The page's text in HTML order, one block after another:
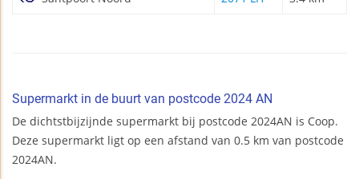
Supermarkt in de buurt van postcode 2024 AN
De dichtstbijzijnde supermarkt bij postcode 2024AN is Coop.
Deze supermarkt ligt op een afstand van 0.5 km van postcode
2024AN.